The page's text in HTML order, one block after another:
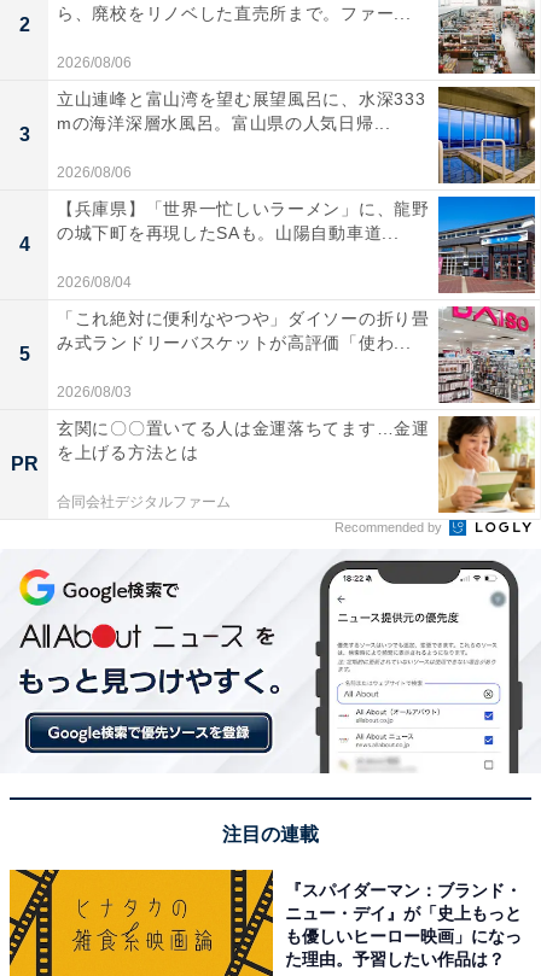
2
ら、廃校をリノベした直売所まで。ファー...
2026/08/06
3
立山連峰と富山湾を望む展望風呂に、水深333
mの海洋深層水風呂。富山県の人気日帰...
2026/08/06
4
【兵庫県】「世界一忙しいラーメン」に、龍野
の城下町を再現したSAも。山陽自動車道...
2026/08/04
5
「これ絶対に便利なやつや」ダイソーの折り畳
み式ランドリーバスケットが高評価「使わ...
2026/08/03
PR
玄関に〇〇置いてる人は金運落ちてます…金運
を上げる方法とは
合同会社デジタルファーム
Recommended by
注目の連載
『スパイダーマン：ブランド・
ニュー・デイ』が「史上もっと
も優しいヒーロー映画」になっ
た理由。予習したい作品は？